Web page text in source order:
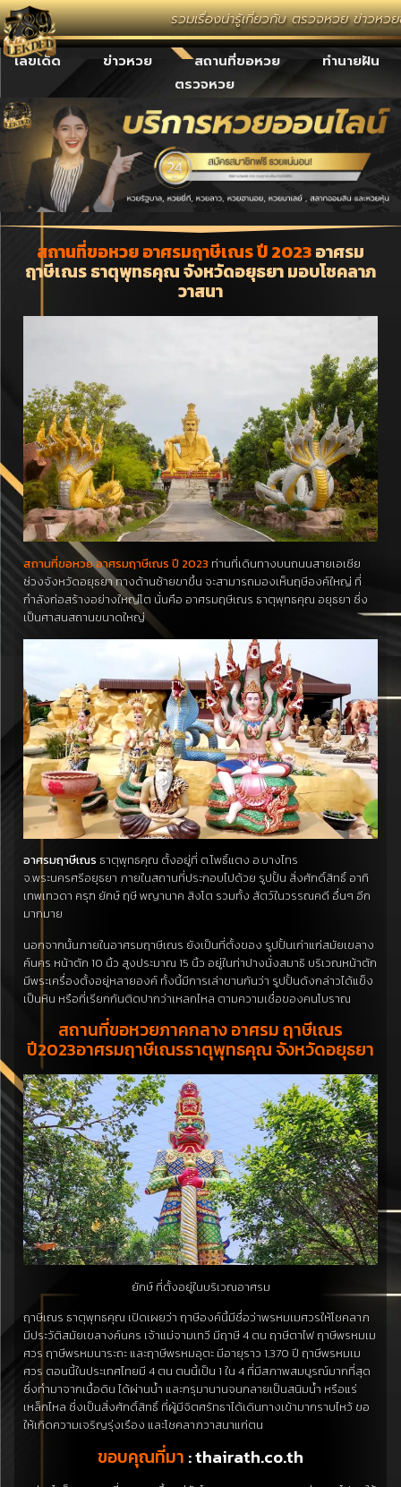
รวมเรื่องน่ารู้เกี่ยวกับ ตรวจหวย ข่าวหวย
เลขเด็ด ข่าวหวย สถานที่ขอหวย
ทำนายฝัน
ตรวจหวย
สถานที่ขอหวย อาศรมฤาษีเณร ปี 2023อาศรม
ฤาษีเณร ธาตุพุทธคุณ จังหวัดอยุธยา มอบโชคลาภ
วาสนา
สถานที่ขอหวย อาศรมฤาษีเณร ปี 2023 ท่านที่เดินทางบนถนนสายเอเซีย
ช่วงจังหวัดอยุธยา ทางด้านซ้ายขาขึ้น จะสามารถมองเห็นฤษีองค์ใหญ่ ที่
กำลังก่อสร้างอย่างใหญ่โต นั่นคือ อาศรมฤษีเณร ธาตุพุทธคุณ อยุธยา ซึ่ง
เป็นศาสนสถานขนาดใหญ่
อาศรมฤาษีเณร ธาตุพุทธคุณ ตั้งอยู่ที่ ต.โพธิ์แตง อ.บางไทร
จ.พระนครศรีอยุธยา ภายในสถานที่ประกอบไปด้วย รูปปั้น สิ่งศักดิ์สิทธิ์ อาทิ
เทพเทวดา ครุฑ ยักษ์ ฤษี พญานาค สิงโต รวมทั้ง สัตว์ในวรรณคดี อื่นๆ อีก
มากมาย
นอกจากนั้นภายในอาศรมฤาษีเณร ยังเป็นที่ตั้งของ รูปปั้นเก่าแก่สมัยเขลาง
ค์นคร หน้าตัก 10 นิ้ว สูงประมาณ 15 นิ้ว อยู่ในท่าปางนั่งสมาธิ บริเวณหน้าตัก
มีพระเครื่องตั้งอยู่หลายองค์ ทั้งนี้มีการเล่าขานกันว่า รูปปั้นดังกล่าวได้แข็ง
เป็นหิน หรือที่เรียกกันติดปากว่าเหลกไหล ตามความเชื่อของคนโบราณ
สถานที่ขอหวยภาคกลาง อาศรม ฤาษีเณร
ปี2023อาศรมฤาษีเณรธาตุพุทธคุณ จังหวัดอยุธยา
ยักษ์ ที่ตั้งอยู่ในบริเวณอาศรม
ฤาษีเณร ธาตุพุทธคุณ เปิดเผยว่า ฤาษีองค์นี้มีชื่อว่าพรหมเมศวรให้โชคลาภ
มีประวัติสมัยเขลางค์นคร เจ้าแม่จามเทวี มีฤาษี 4 ตน ฤาษีตาไฟ ฤาษีพรหมเม
ศวร ฤาษีพรหมนาระถะ และฤาษีพรหมอุตะ มีอายุราว 1,370 ปี ฤาษีพรหมเม
ศวร ตอนนี้ในประเทศไทยมี 4 ตน ตนนี้เป็น 1 ใน 4 ที่มีสภาพสมบูรณ์มากที่สุด
ซึ่งทำมาจากเนื้อดิน ได้ผ่านน้ำ และกรุมานานจนกลายเป็นสนิมน้ำ หรือแร่
เหล็กไหล ซึ่งเป็นสิ่งศักดิ์สิทธิ์ ที่ผู้มีจิตศรัทธาได้เดินทางเข้ามากราบไหว้ ขอ
ให้เกิดความเจริญรุ่งเรือง และโชคลาภวาสนาแก่ตน
ขอบคุณที่มา : thairath.co.th